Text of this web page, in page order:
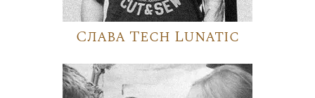
Слава Tech Lunatic